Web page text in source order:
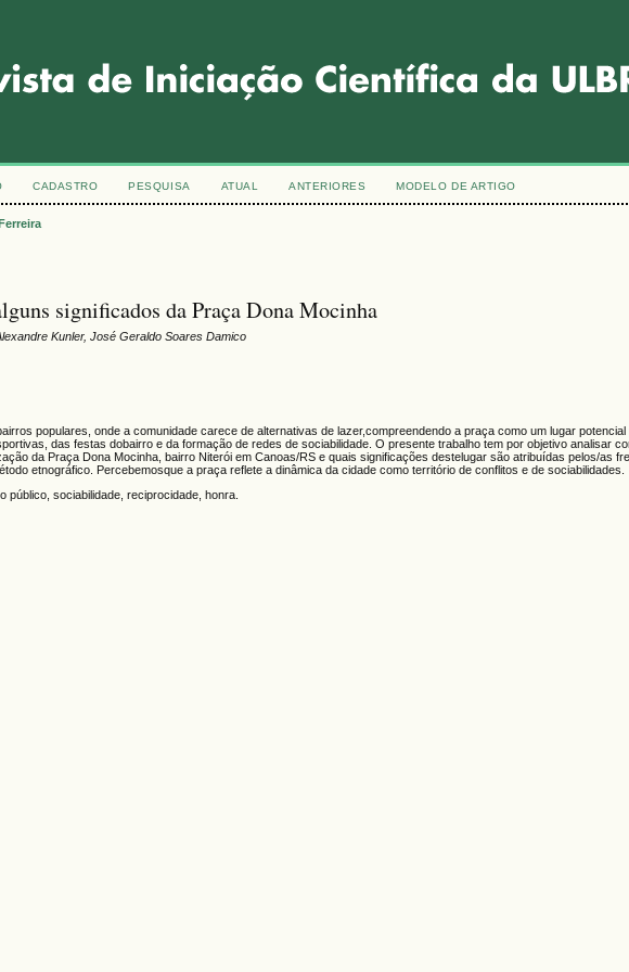
CADASTRO PESQUISA ATUAL ANTERIORES MODELO DE ARTIGO
significados da Praça Dona Mocinha
Kunler, José Geraldo Soares Damico
populares, onde a comunidade carece de alternativas de lazer,compreendendo a praça como um lugar potencial
das festas dobairro e da formação de redes de sociabilidade. O presente trabalho tem por objetivo analisar
da Praça Dona Mocinha, bairro Niterói em Canoas/RS e quais significações destelugar são atribuídas pelos/as
etnográfico. Percebemosque a praça reflete a dinâmica da cidade como território de conflitos e de sociabilidades.
público, sociabilidade, reciprocidade, honra.